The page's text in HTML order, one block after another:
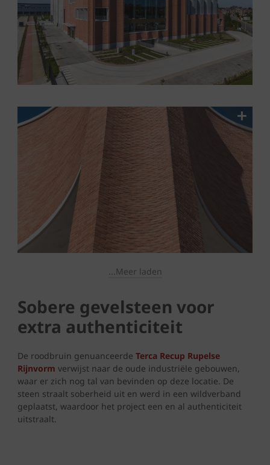
...Meer laden
Sobere gevelsteen voor
extra authenticiteit
De roodbruin genuanceerde Terca Recup Rupelse
Rijnvorm verwijst naar de oude industriële gebouwen,
waar er zich nog tal van bevinden op deze locatie. De
steen straalt soberheid uit en werd in een wildverband
geplaatst, waardoor het project een en al authenticiteit
uitstraalt.